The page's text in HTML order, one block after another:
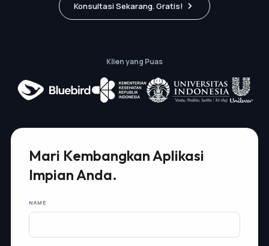
Konsultasi Sekarang. Gratis!
Klien yang Puas
Mari Kembangkan Aplikasi
Impian Anda.
NAME